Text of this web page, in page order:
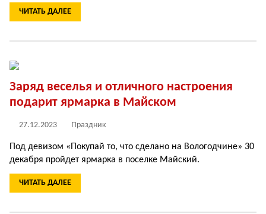
ЧИТАТЬ ДАЛЕЕ
Заряд веселья и отличного настроения
подарит ярмарка в Майском
27.12.2023 Праздник
Под девизом «Покупай то, что сделано на Вологодчине» 30
декабря пройдет ярмарка в поселке Майский.
ЧИТАТЬ ДАЛЕЕ